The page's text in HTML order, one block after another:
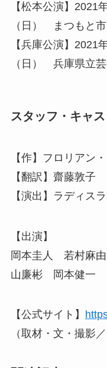
【松本公演】2021
（日） まつもと
【兵庫公演】2021
（日） 兵庫県立
スタッフ・キャス
【作】フロリアン
【翻訳】齋藤敦子
【演出】ラディス
【出演】
岡本圭人 若村麻
山廉彬 岡本健一
【公式サイト】
（取材・文・撮影